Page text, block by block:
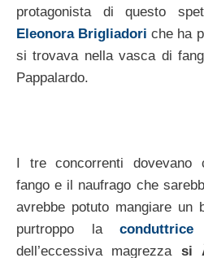
protagonista di questo
Eleonora Brigliadori che ha
si trovava nella vasca di
Pappalardo.
I tre concorrenti dovevano
fango e il naufrago che
avrebbe potuto mangiare un
purtroppo laconduttrice
dell’eccessiva magrezza si